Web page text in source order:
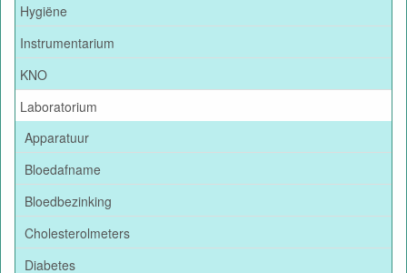
Hygiëne
Instrumentarium
KNO
Laboratorium
Apparatuur
Bloedafname
Bloedbezinking
Cholesterolmeters
Diabetes